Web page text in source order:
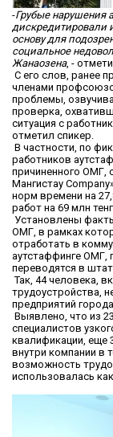
-Грубые нарушения
дискредитировали
основу для
социальное
Жанаозена, -
С его слов, ранее
членами
проблемы,
проверка,
ситуация с
отметил спикер.
В частности, по
работников
причиненного ОМГ,
Мангистау
норм времени на
работ на 69 млн
Установлены
ОМГ, в рамках
отработать в
аутстаффинге ОМГ,
переводятся в
Так, 44 человека,
трудоустройства,
предприятий
Выявлено, что из
специалистов
квалификации, еще
внутри компании в
возможность
использовалась